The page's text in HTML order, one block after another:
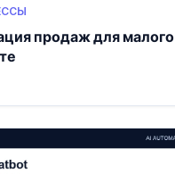
продаж для малого